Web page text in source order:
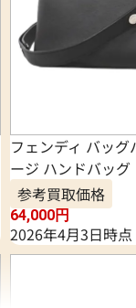
フェンディ バッ
ージ ハンドバッグ
参考買取価格
64,000円
2026年4月3日時点